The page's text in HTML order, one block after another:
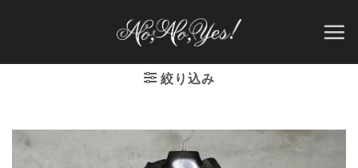
絞り込み